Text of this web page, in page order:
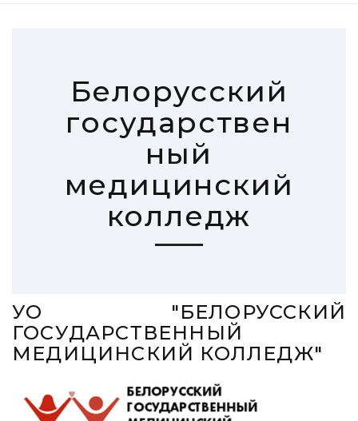
Белорусский
государствен
ный
медицинский
колледж
УО "БЕЛОРУССКИЙ
ГОСУДАРСТВЕННЫЙ
МЕДИЦИНСКИЙ КОЛЛЕДЖ"